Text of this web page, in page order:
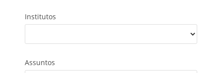
Institutos
Assuntos